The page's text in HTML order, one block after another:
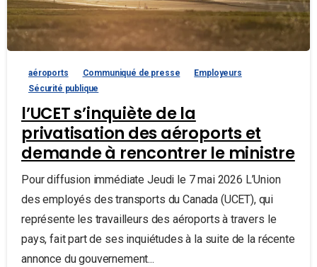
aéroports Communiqué de presse
Employeurs
Sécurité publique
l’UCET s’inquiète de la
privatisation des aéroports et
demande à rencontrer le ministre
Pour diffusion immédiate Jeudi le 7 mai 2026 L’Union
des employés des transports du Canada (UCET), qui
représente les travailleurs des aéroports à travers le
pays, fait part de ses inquiétudes à la suite de la récente
annonce du gouvernement...